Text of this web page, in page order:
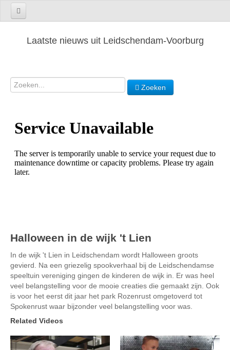
Laatste nieuws uit Leidschendam-Voorburg
Zoeken
Halloween in de wijk 't Lien
In de wijk 't Lien in Leidschendam wordt Halloween groots
gevierd. Na een griezelig spookverhaal bij de Leidschendamse
speeltuin vereniging gingen de kinderen de wijk in. Er was heel
veel belangstelling voor de mooie creaties die gemaakt zijn. Ook
is voor het eerst dit jaar het park Rozenrust omgetoverd tot
Spokenrust waar bijzonder veel belangstelling voor was.
Related Videos